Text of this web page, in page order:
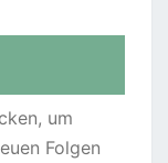
um
Folgen